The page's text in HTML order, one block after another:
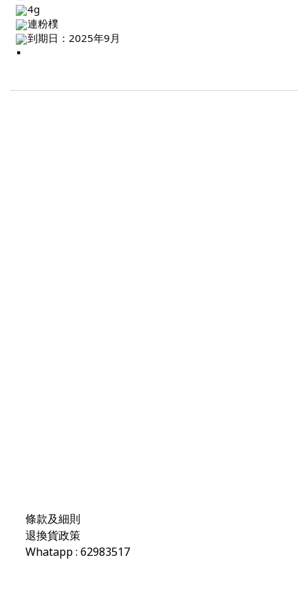
4g
連粉樸
到期日：2025年9月
條款及細則
退換貨政策
Whatapp : 62983517